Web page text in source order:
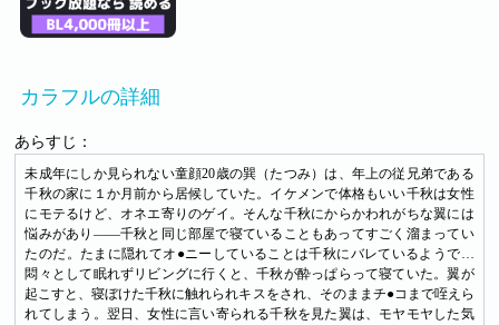
カラフルの詳細
あらすじ：
未成年にしか見られない童顔20歳の巽（たつみ）は、年上の従兄弟である
千秋の家に１か月前から居候していた。イケメンで体格もいい千秋は女性
にモテるけど、オネエ寄りのゲイ。そんな千秋にからかわれがちな翼には
悩みがあり――千秋と同じ部屋で寝ていることもあってすごく溜まってい
たのだ。たまに隠れてオ●ニーしていることは千秋にバレているようで…
悶々として眠れずリビングに行くと、千秋が酔っぱらって寝ていた。翼が
起こすと、寝ぼけた千秋に触れられキスをされ、そのままチ●コまで咥えら
れてしまう。翌日、女性に言い寄られる千秋を見た翼は、モヤモヤした気